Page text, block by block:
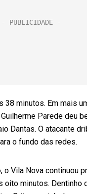
38 minutos. Em mais
Parede deu
Dantas. O atacante
o fundo das redes.
o Vila Nova continuou
oito minutos. Dentinho